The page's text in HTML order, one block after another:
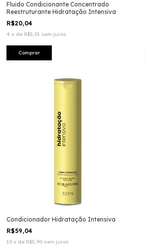
Fluido Condicionante Concentrado
Reestruturante Hidratação Intensiva
R$20,04
4 x de R$5,01 sem juros
Condicionador Hidratação Intensiva
R$59,04
10 x de R$5,90 sem juros